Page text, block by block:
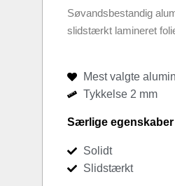
Søvandsbestandig
slidstærkt lamineret
Mest valgte
Tykkelse 2 mm
Særlige egenskaber
Solidt
Slidstærkt